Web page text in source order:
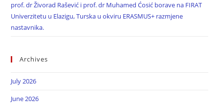
prof. dr Živorad Rašević i prof. dr Muhamed Ćosić borave na FIRAT
Univerzitetu u Elazigu, Turska u okviru ERASMUS+ razmjene
nastavnika.
Archives
July 2026
June 2026